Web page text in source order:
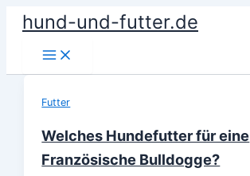
Zum
Inhalt
springen
hund-und-futter.de
Futter
Welches Hundefutter für eine
Französische Bulldogge?